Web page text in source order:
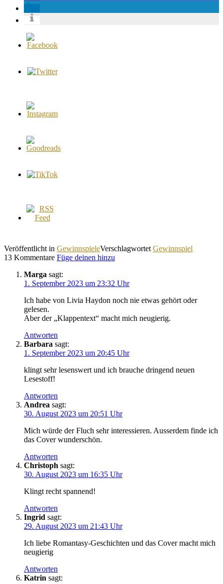
Veröffentlicht in GewinnspieleVerschlagwortet Gewinnspiel
13 Kommentare Füge deinen hinzu
Marga sagt:
1. September 2023 um 23:32 Uhr
Ich habe von Livia Haydon noch nie etwas gehört oder
gelesen.
Aber der „Klappentext“ macht mich neugierig.
Antworten
Barbara sagt:
1. September 2023 um 20:45 Uhr
klingt sehr lesenswert und ich brauche dringend neuen
Lesestoff!
Antworten
Andrea sagt:
30. August 2023 um 20:51 Uhr
Mich würde der Fluch sehr interessieren. Ausserdem finde ich
das Cover wunderschön.
Antworten
Christoph sagt:
30. August 2023 um 16:35 Uhr
Klingt recht spannend!
Antworten
Ingrid sagt:
29. August 2023 um 21:43 Uhr
Ich liebe Romantasy-Geschichten und das Cover macht mich
neugierig
Antworten
Katrin sagt: